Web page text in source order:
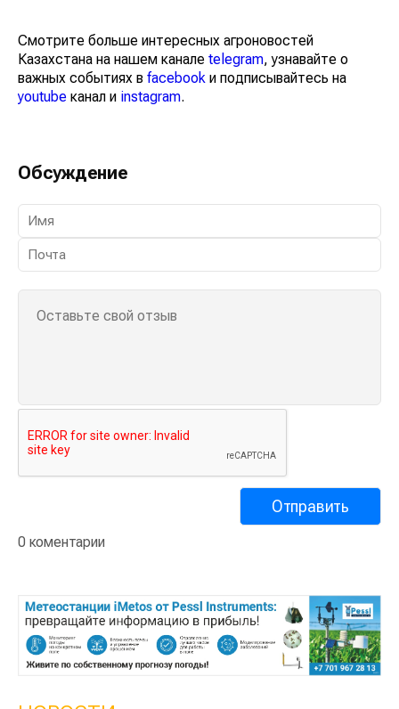
Смотрите больше интересных агроновостей
Казахстана на нашем канале telegram, узнавайте о
важных событиях в facebook и подписывайтесь на
youtube канал и instagram.
Обсуждение
0 коментарии